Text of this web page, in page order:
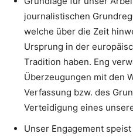
journalistischen
welche über die Zeit
Ursprung in der
Tradition haben. Eng
Überzeugungen mit den
Verfassung bzw. des
Verteidigung eines
Unser Engagement